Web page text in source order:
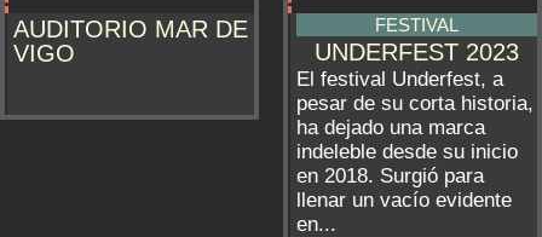
AUDITORIO MAR DE
VIGO
FESTIVAL
UNDERFEST 2023
El festival Underfest, a
pesar de su corta historia,
ha dejado una marca
indeleble desde su inicio
en 2018. Surgió para
llenar un vacío evidente
en...